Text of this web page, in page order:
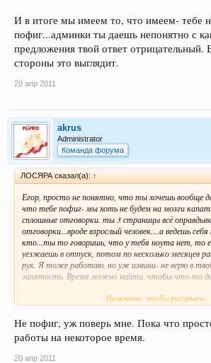
И в итоге мы имеем то, что имеем- тебе
пофиг...админки ты даешь непонятно с
предложения твой ответ отрицательный.
стороны это выглядит.
20 апр 2011
akrus
Administrator
Команда форума
ЛОСЯРА сказал(а): ↑
Егор, просто не понятно, что ты хочешь вообще
что тебе пофиг- мы хоть не будем на мозги
сплошные отговорки. ты 3 страницы всё
отговорки...вроде взрослый человек....а ведешь
кто...ты то говоришь, что у тебя ноута нет, то
уезжаешь в отпуск, потом по несколько месяцев
рук. Я тоже работаю, но уж извини- не верю в
занятость. Время можно найти, чтобы что-то
И в итоге мы имеем то, что имеем- тебе на
отрицательный. Вот и думай, как со стороны это
Нажмите, чтобы раскрыть...
Не пофиг, уж поверь мне. Пока что
работы на некоторое время.
20 апр 2011